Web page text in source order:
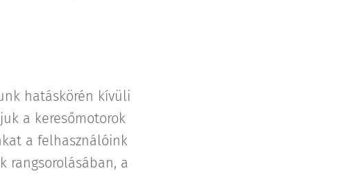
hatáskörén kívüli
a keresőmotorok
a felhasználóink
rangsorolásában, a